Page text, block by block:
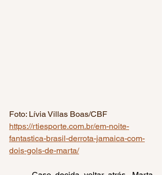
Foto: Lívia Villas Boas/CBF
https://rtiesporte.com.br/em-noite-
fantastica-brasil-derrota-jamaica-com-
dois-gols-de-marta/